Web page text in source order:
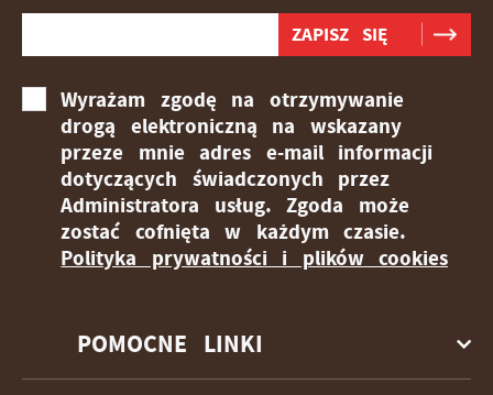
POMOCNE LINKI
Wyrażam zgodę na otrzymywanie
drogą elektroniczną na wskazany
przeze mnie adres e-mail informacji
dotyczących świadczonych przez
Administratora usług. Zgoda może
zostać cofnięta w każdym czasie.
Polityka prywatności i plików cookies